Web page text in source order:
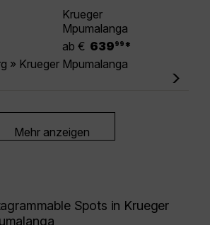
Krueger
Mpumalanga
ab € 639 99 *
» Krueger Mpumalanga
Mehr anzeigen
Spots in Krueger